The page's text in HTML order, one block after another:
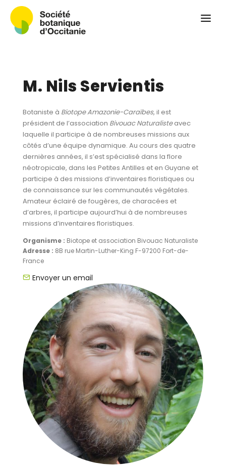
Convergences botaniques
Herbier PCPR
Ressources
Actualités et calendrier
Contact
M. Nils Servientis
Botaniste à Biotope Amazonie-Caraïbes, il est
président de l’association Bivouac Naturalisteavec
laquelle il participe à de nombreuses missions aux
côtés d’une équipe dynamique. Au cours des quatre
dernières années, il s’est spécialisé dans la flore
néotropicale, dans les Petites Antilles et en Guyane et
participe à des missions d’inventaires floristiques ou
de connaissance sur les communautés végétales.
Amateur éclairé de fougères, de characées et
d’arbres, il participe aujourd’hui à de nombreuses
missions d’inventaires floristiques.
Organisme : Biotope et association Bivouac Naturaliste
Adresse : 8B rue Martin-Luther-King F-97200 Fort-de-
France
Envoyer un email